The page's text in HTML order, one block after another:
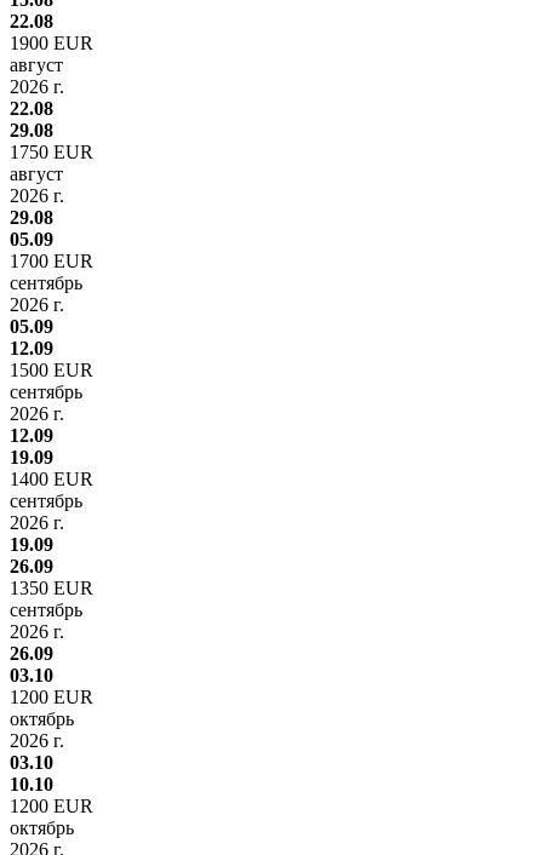
22.08
1900 EUR
август
2026 г.
22.08
29.08
1750 EUR
август
2026 г.
29.08
05.09
1700 EUR
сентябрь
2026 г.
05.09
12.09
1500 EUR
сентябрь
2026 г.
12.09
19.09
1400 EUR
сентябрь
2026 г.
19.09
26.09
1350 EUR
сентябрь
2026 г.
26.09
03.10
1200 EUR
октябрь
2026 г.
03.10
10.10
1200 EUR
октябрь
2026 г.